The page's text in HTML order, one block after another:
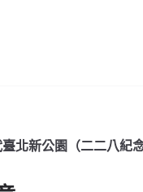
北新公園（二二八紀